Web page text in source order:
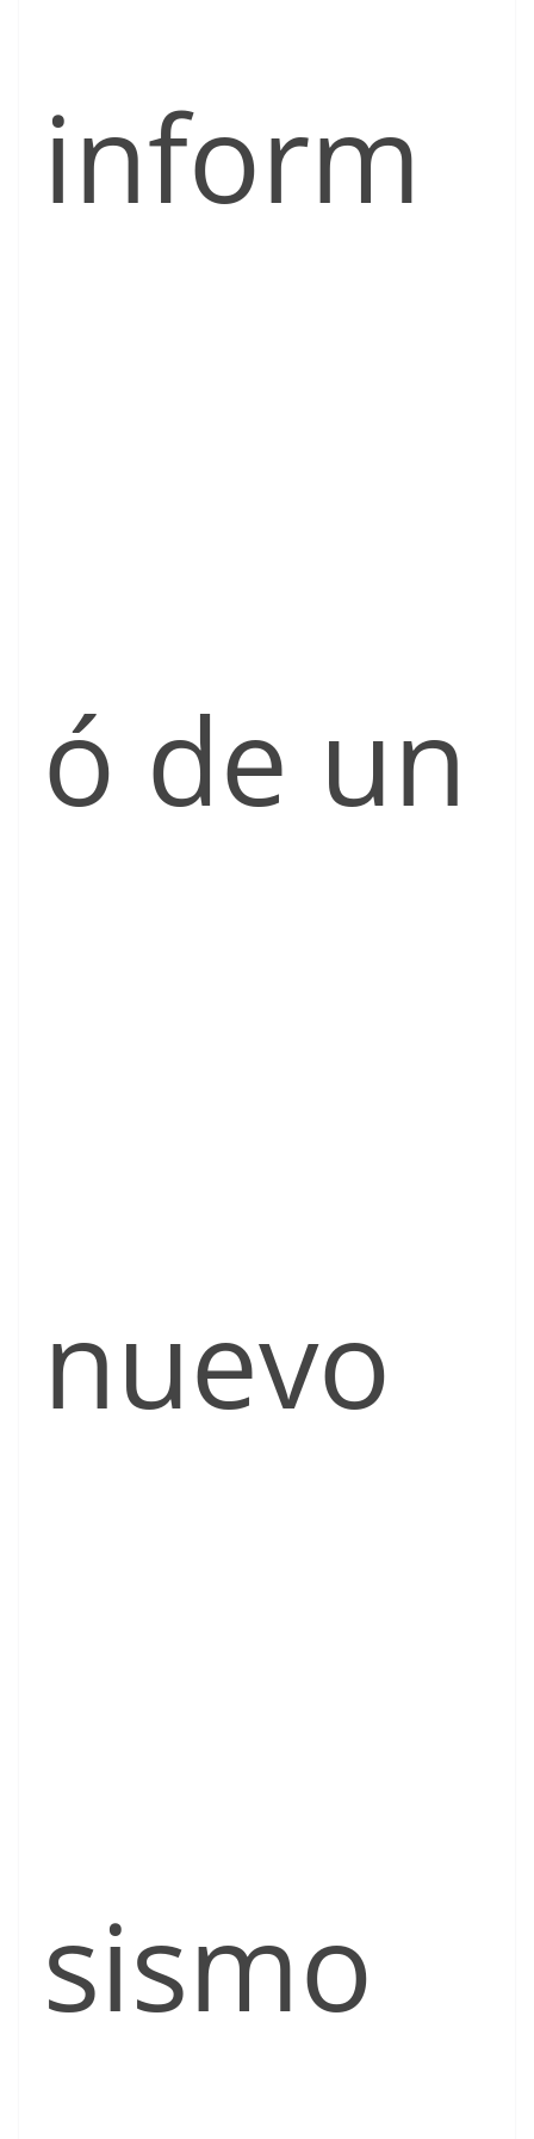
inform
ó de un
nuevo
sismo